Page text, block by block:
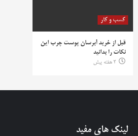
کسب و کار
قبل از خرید آبرسان پوست چرب این
نکات را بدانید
2 هفته پیش
لینک های مفید